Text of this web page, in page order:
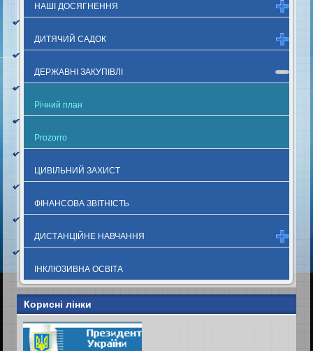
НАШІ ДОСЯГНЕННЯ
ДИТЯЧИЙ САДОК
ДЕРЖАВНІ ЗАКУПІВЛІ
Річний план
Prozorro
ЦИВІЛЬНИЙ ЗАХИСТ
ФІНАНСОВА ЗВІТНІСТЬ
ДИСТАНЦІЙНЕ НАВЧАННЯ
ІНКЛЮЗИВНА ОСВІТА
Корисні лінки